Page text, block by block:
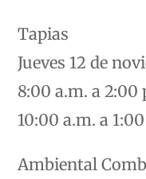
Tapias
Jueves 12 de
8:00 a.m. a 2:00
10:00 a.m. a
Ambiental